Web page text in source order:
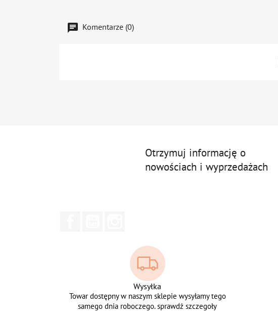
Komentarze (0)
Otrzymuj informację o
nowościach i wyprzedażach
Wysyłka
Towar dostępny w naszym sklepie wysyłamy tego
samego dnia roboczego. sprawdź szczegoły